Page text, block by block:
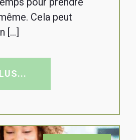
Cela peut
[…]